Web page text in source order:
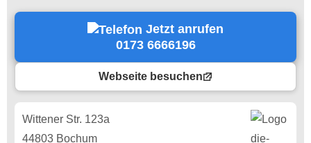
Jetzt anrufen
0173 6666196
Webseite besuchen
Wittener Str. 123a
44803 Bochum